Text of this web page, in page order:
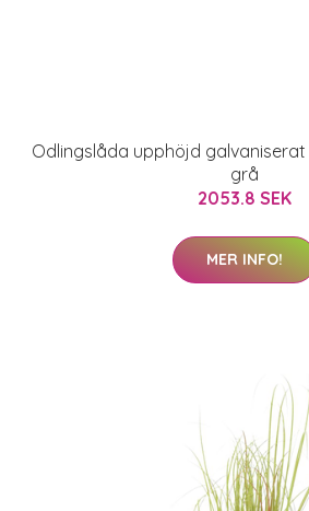
Odlingslåda upphöjd galvaniserat
grå
2053.8 SEK
MER INFO!